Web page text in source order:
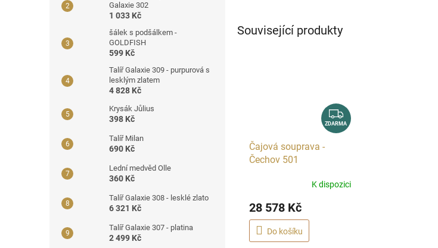
Galaxie 302
1 033 Kč
šálek s podšálkem -
GOLDFISH
599 Kč
Talíř Galaxie 309 - purpurová s
lesklým zlatem
4 828 Kč
Krysák Jůlius
398 Kč
Talíř Milan
690 Kč
Lední medvěd Olle
360 Kč
Talíř Galaxie 308 - lesklé zlato
6 321 Kč
Talíř Galaxie 307 - platina
2 499 Kč
Související produkty
Z
D
A
ZDARMA
Čajová souprava -
Čechov 501
K dispozici
28 578 Kč
Do košíku